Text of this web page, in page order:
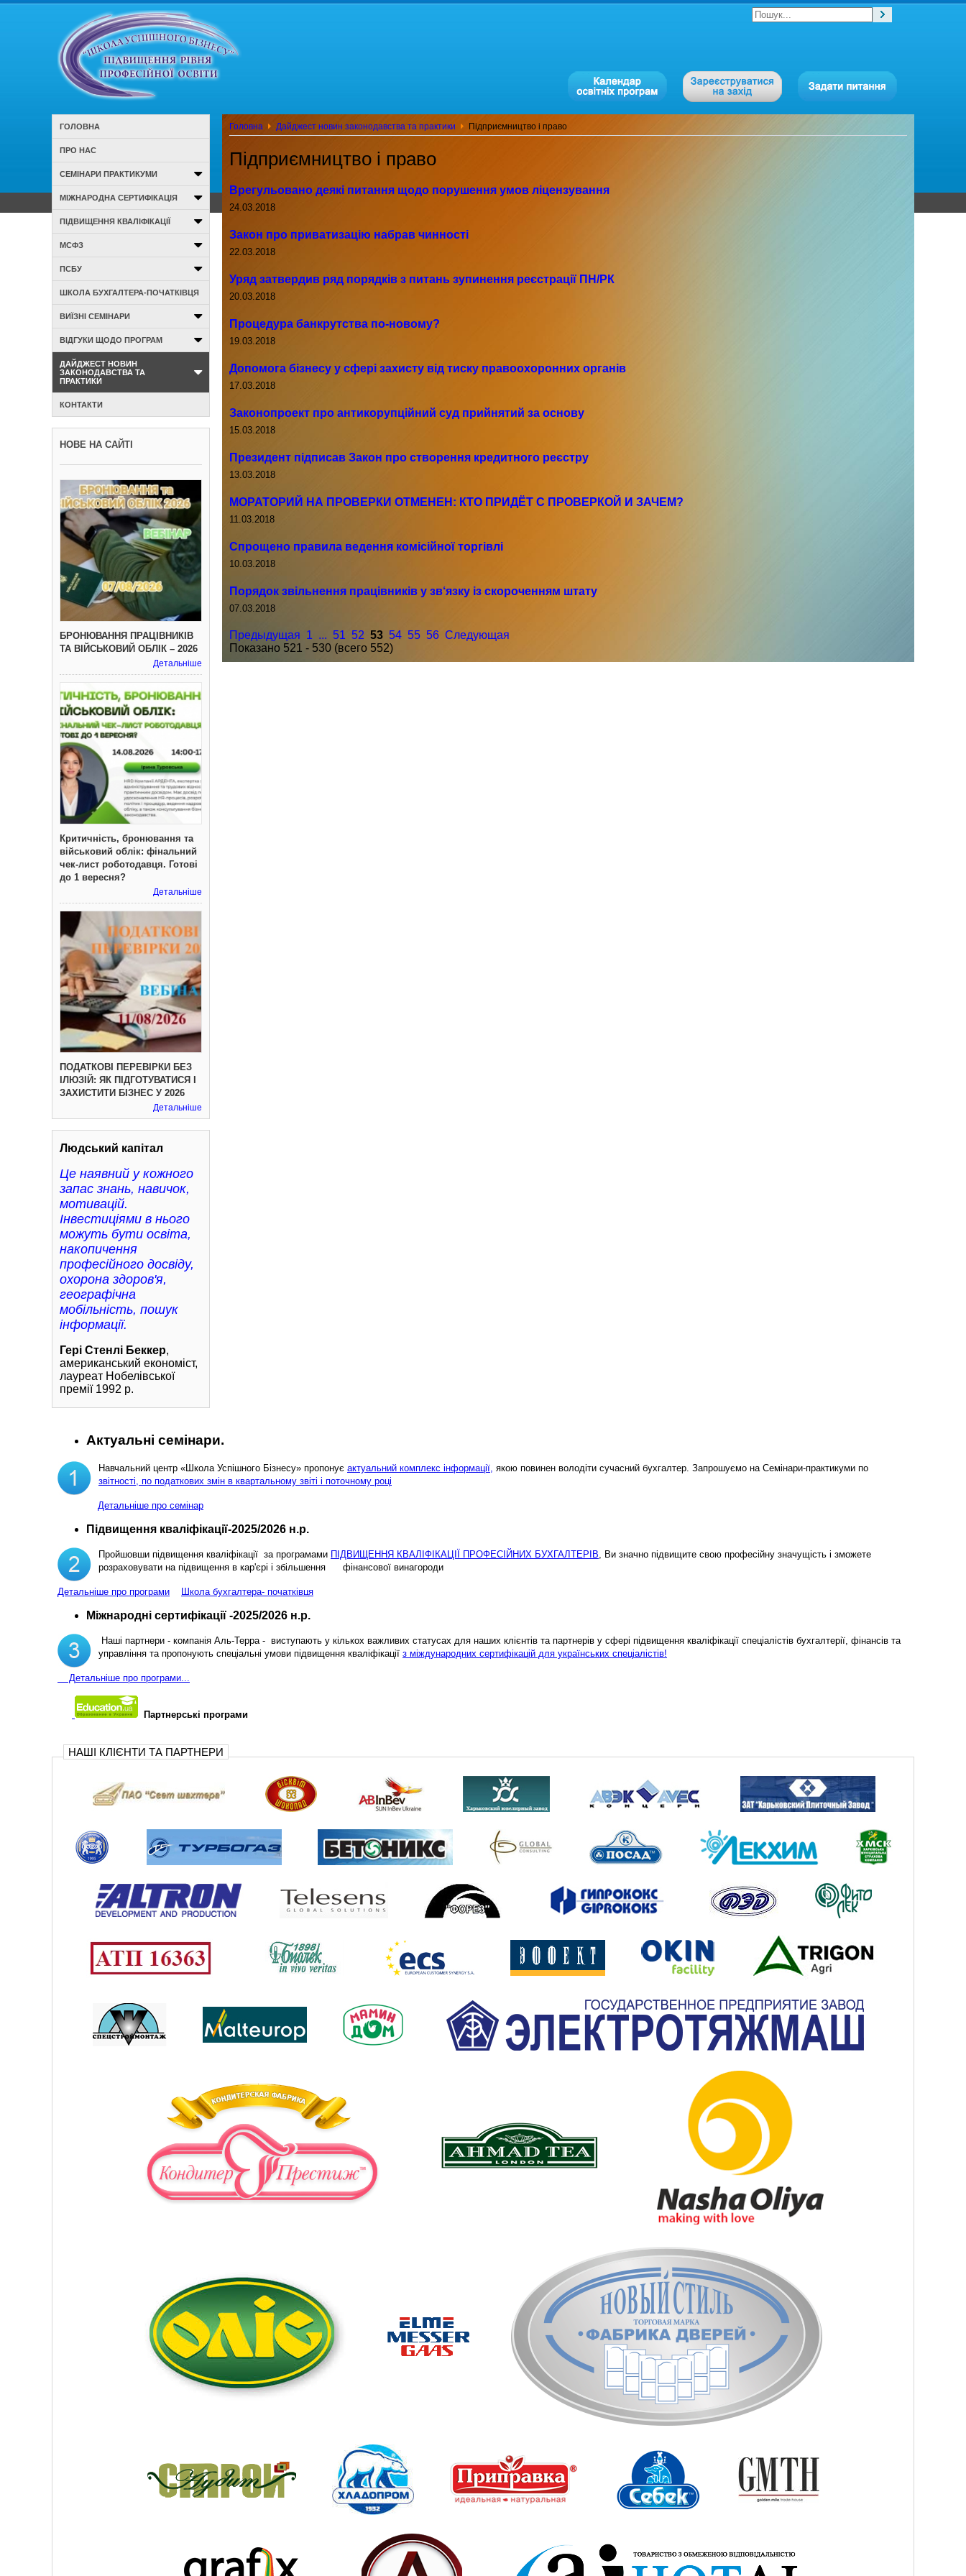
Головна Дайджест новин законодавства та практики Підприємництво і право
Підприємництво і право
Врегульовано деякі питання щодо порушення умов ліцензування
24.03.2018
Закон про приватизацію набрав чинності
22.03.2018
Уряд затвердив ряд порядків з питань зупинення реєстрації ПН/РК
20.03.2018
Процедура банкрутства по-новому?
19.03.2018
Допомога бізнесу у сфері захисту від тиску правоохоронних органів
17.03.2018
Законопроект про антикорупційний суд прийнятий за основу
15.03.2018
Президент підписав Закон про створення кредитного реєстру
13.03.2018
МОРАТОРИЙ НА ПРОВЕРКИ ОТМЕНЕН: КТО ПРИДЁТ С ПРОВЕРКОЙ И ЗАЧЕМ?
11.03.2018
Спрощено правила ведення комісійної торгівлі
10.03.2018
Порядок звільнення працівників у зв‘язку із скороченням штату
07.03.2018
Предыдущая 1 ... 51 52 53 54 55 56 Следующая
Показано 521 - 530 (всего 552)
ГОЛОВНА
ПРО НАС
СЕМІНАРИ ПРАКТИКУМИ
МІЖНАРОДНА СЕРТИФІКАЦІЯ
ПІДВИЩЕННЯ КВАЛІФІКАЦІЇ
МСФЗ
ПСБУ
ШКОЛА БУХГАЛТЕРА-ПОЧАТКІВЦЯ
ВИЇЗНІ СЕМІНАРИ
ВІДГУКИ ЩОДО ПРОГРАМ
ДАЙДЖЕСТ НОВИН
ЗАКОНОДАВСТВА ТА
ПРАКТИКИ
КОНТАКТИ
НОВЕ НА САЙТІ
БРОНЮВАННЯ ПРАЦІВНИКІВ
ТА ВІЙСЬКОВИЙ ОБЛІК – 2026
Детальніше
Критичність, бронювання та
військовий облік: фінальний
чек-лист роботодавця. Готові
до 1 вересня?
Детальніше
ПОДАТКОВІ ПЕРЕВІРКИ БЕЗ
ІЛЮЗІЙ: ЯК ПІДГОТУВАТИСЯ І
ЗАХИСТИТИ БІЗНЕС У 2026
Детальніше
Людський капітал
Це наявний у кожного
запас знань, навичок,
мотивацій.
Інвестиціями в нього
можуть бути освіта,
накопичення
професійного досвіду,
охорона здоров'я,
географічна
мобільність, пошук
інформації.
Гері Стенлі Беккер,
американський економіст,
лауреат Нобелівської
премії 1992 р.
Актуальні семінари.
Навчальний центр «Школа Успішного Бізнесу» пропонує актуальний комплекс інформації, якою повинен володіти сучасний бухгалтер. Запрошуємо на Семінари-практикуми по
звітності, по податкових змін в квартальному звіті і поточному році
Детальніше про семінар
Підвищення кваліфікації-2025/2026 н.р.
Пройшовши підвищення кваліфікації за програмами ПІДВИЩЕННЯ КВАЛІФІКАЦІЇ ПРОФЕСІЙНИХ БУХГАЛТЕРІВ, Ви значно підвищите свою професійну значущість і зможете
розраховувати на підвищення в кар'єрі і збільшення фінансової винагороди
Детальніше про програми Школа бухгалтера- початківця
Міжнародні сертифікації -2025/2026 н.р.
Наші партнери - компанія Аль-Терра - виступають у кількох важливих статусах для наших клієнтів та партнерів у сфері підвищення кваліфікації спеціалістів бухгалтерії, фінансів та
управління та пропонують спеціальні умови підвищення кваліфікації з міждународних сертифікацій для українських спеціалістів!
Детальніше про програми...
Партнерські програми
НАШІ КЛІЄНТИ ТА ПАРТНЕРИ